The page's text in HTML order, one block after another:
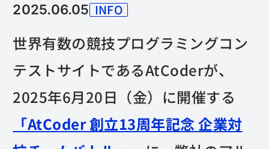
2025.06.05
カテゴリー
INFO
世界有数の競技プログラミングコン
テストサイトであるAtCoderが、
2025年6月20日（金）に開催する
「AtCoder 創立13周年記念 企業対